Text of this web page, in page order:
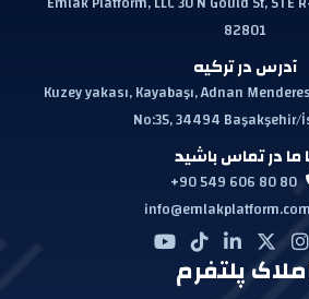
82801
آدرس در ترکیه
Kuzey yakası, Kayabaşı, Adnan
No:35, 34494
ما در تماس باشید
+90 549 606 80 80
پلتفرم